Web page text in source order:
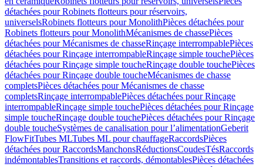
détachées pour Robinets flotteurs pour réservoirs,
universelsRobinets flotteurs pour MonolithPièces détachées pour
Robinets flotteurs pour MonolithMécanismes de chassePièces
détachées pour Mécanismes de chasseRinçage interrompablePièces
détachées pour Rinçage interrompableRinçage simple touchePièces
détachées pour Rinçage simple toucheRinçage double touchePièces
détachées pour Rinçage double toucheMécanismes de chasse
completsPièces détachées pour Mécanismes de chasse
completsRinçage interrompablePièces détachées pour Rinçage
interrompableRinçage simple touchePièces détachées pour Rinçage
simple toucheRinçage double touchePièces détachées pour Rinçage
double toucheSystèmes de canalisation pour l’alimentationGeberit
FlowFitTubes MLTubes ML pour chauffageRaccordsPièces
détachées pour RaccordsManchonsRéductionsCoudesTésRaccords
indémontablesTransitions et raccords, démontablesPièces détachées